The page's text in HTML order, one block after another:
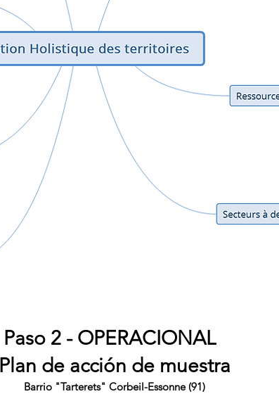
Paso 2 - OPERACIONAL
Plan de acción de muestra
Barrio "Tarterets" Corbeil-Essonne (91)